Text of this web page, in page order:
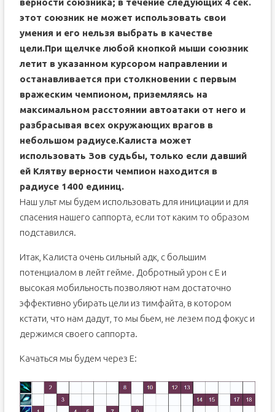
верности союзника; в течение следующих 4 сек.
этот союзник не может использовать свои
умения и его нельзя выбрать в качестве
цели.При щелчке любой кнопкой мыши союзник
летит в указанном курсором направлении и
останавливается при столкновении с первым
вражеским чемпионом, приземляясь на
максимальном расстоянии автоатаки от него и
разбрасывая всех окружающих врагов в
небольшом радиусе.Калиста может
использовать Зов судьбы, только если давший
ей Клятву верности чемпион находится в
радиусе 1400 единиц.
Наш ульт мы будем использовать для инициации и для
спасения нашего саппорта, если тот каким то образом
подставился.
Итак, Калиста очень сильный адк, с большим
потенциалом в лейт гейме. Добротный урон с E и
высокая мобильность позволяют нам достаточно
эффективно убирать цели из тимфайта, в котором
кстати, что нам дадут, то мы бьем, не лезем под фокус и
держимся своего саппорта.
Качаться мы будем через E: